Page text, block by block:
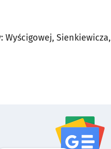
Sienkiewicza,